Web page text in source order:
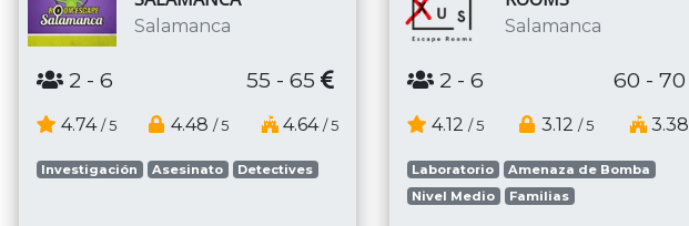
Salamanca
2 - 6 55 - 65
4.74 / 5 4.48 / 5 4.64 / 5
Investigación Asesinato Detectives
Salamanca
2 - 6 60 - 70
4.12 / 5 3.12 / 5 3.38
Laboratorio
Amenaza de Bomba
Nivel Medio
Familias